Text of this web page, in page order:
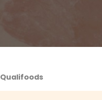
Qualifoods